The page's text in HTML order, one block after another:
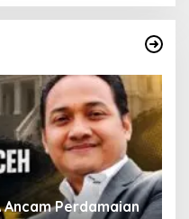
Ancam Perdamaian